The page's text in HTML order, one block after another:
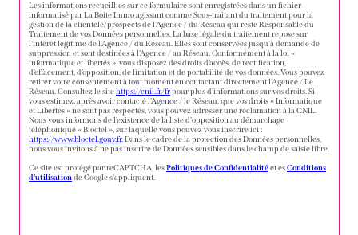
Les informations recueillies sur ce formulaire sont enregistrées dans un fichier
informatisé par La Boite Immo agissant comme Sous-traitant du traitement pour la
gestion de la clientèle/prospects de l'Agence / du Réseau qui reste Responsable du
Traitement de vos Données personnelles. La base légale du traitement repose sur
l'intérêt légitime de l'Agence / du Réseau. Elles sont conservées jusqu'à demande de
suppression et sont destinées à l'Agence / au Réseau. Conformément à la loi «
informatique et libertés », vous disposez des droits d’accès, de rectification,
d’effacement, d’opposition, de limitation et de portabilité de vos données. Vous pouvez
retirer votre consentement à tout moment en contactant directement l’Agence / Le
Réseau. Consultez le sitehttps://cnil.fr/frpour plus d’informations sur vos droits. Si
vous estimez, après avoir contacté l'Agence / le Réseau, que vos droits « Informatique
et Libertés » ne sont pas respectés, vous pouvez adresser une réclamation à la CNIL.
Nous vous informons de l’existence de la liste d'opposition au démarchage
téléphonique « Bloctel », sur laquelle vous pouvez vous inscrire ici :
https://www.bloctel.gouv.fr. Dans le cadre de la protection des Données personnelles,
nous vous invitons à ne pas inscrire de Données sensibles dans le champ de saisie libre.
Ce site est protégé par reCAPTCHA, lesPolitiques de Confidentialitéet esConditions
d'utilisationde Google s'appliquent.